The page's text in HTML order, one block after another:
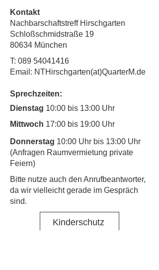
Kontakt
Nachbarschaftstreff Hirschgarten
Schloßschmidstraße 19
80634 München
T: 089 54041416
Email: NTHirschgarten(at)QuarterM.de
Sprechzeiten:
Dienstag 10:00 bis 13:00 Uhr
Mittwoch 17:00 bis 19:00 Uhr
Donnerstag 10:00 Uhr bis 13:00 Uhr
(Anfragen Raumvermietung private
Feiern)
​Bitte nutze auch den Anrufbeantworter,
da wir vielleicht gerade im Gespräch
sind.
Kinderschutz